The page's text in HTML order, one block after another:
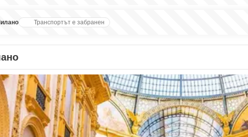
Транспортът е забранен